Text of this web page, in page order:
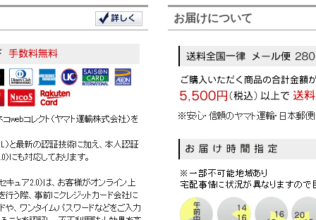
お届けについて